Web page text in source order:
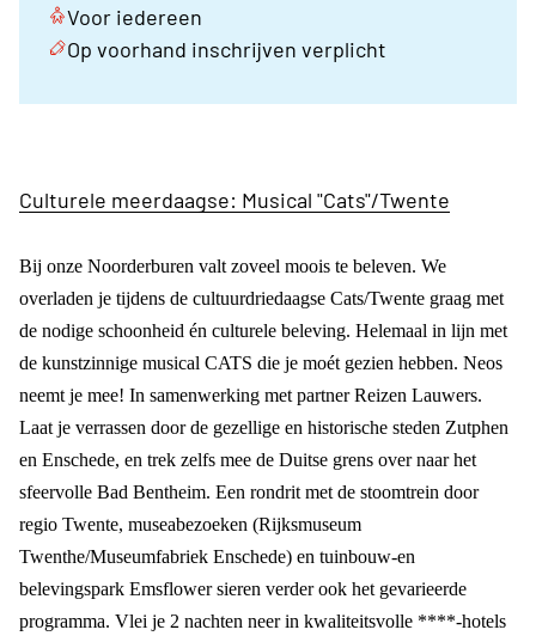
Voor iedereen
Op voorhand inschrijven verplicht
Culturele meerdaagse: Musical "Cats"/Twente
Bij onze Noorderburen valt zoveel moois te beleven. We
overladen je tijdens de cultuurdriedaagse Cats/Twente graag met
de nodige schoonheid én culturele beleving. Helemaal in lijn met
de kunstzinnige musical CATS die je moét gezien hebben. Neos
neemt je mee! In samenwerking met partner Reizen Lauwers.
Laat je verrassen door de gezellige en historische steden Zutphen
en Enschede, en trek zelfs mee de Duitse grens over naar het
sfeervolle Bad Bentheim. Een rondrit met de stoomtrein door
regio Twente, museabezoeken (Rijksmuseum
Twenthe/Museumfabriek Enschede) en tuinbouw-en
belevingspark Emsflower sieren verder ook het gevarieerde
programma. Vlei je 2 nachten neer in kwaliteitsvolle ****-hotels